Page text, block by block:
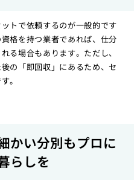
トで依頼するのが一般的です
格を持つ業者であれば、仕分
る場合もあります。ただし、
の「即回収」にあるため、セ
。
かい分別もプロに
らしを